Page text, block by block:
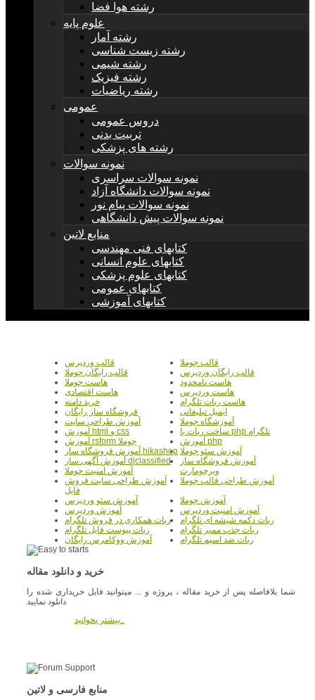
رشته هوا فضا
علوم پایه
رشته آمار
رشته زیست شناسی
رشته شیمی
رشته فیزیک
رشته ریاضیات
عمومی
دروس عمومی
تربیت بدنی
رشته های پزشکی
نمونه سوالات
نمونه سوالات سراسری
نمونه سوالات دانشگاه آزاد
نمونه سوالات پیام نور
نمونه سوالات پیش دانشگاهی
منابع لاتین
کتابهای فنی مهندسی
کتابهای علوم انسانی
کتابهای علوم پزشکی
کتابهای عمومی
کتابهای آموزشی
قالب جوملا
قالب وردپرس
قالب رایگان وردپرس
قالب رایگان جوملا
هاست نامحدود
هاست جوملا
هاست وردپرس
هاست اقتصادی
هاست ربات تلگرام
خرید دامنه
ایمیل تبلیغاتی
فروشگاه ساز رایگان
آموزشگاه جوملا
آموزش طراحی سایت
ساخت ربات با php تلگرام
آموزش html و css
آموزش php
آموزش rsform جوملا
آموزش سئو جوملا آموزش فروشگاه ساز hikashop
آموزش فروشگاه ساز
ویرچومارت
آموزش آگهی ساز djclassified
آموزش امنیت جوملا
آموزش طراحی قالب جوملا
آموزش طراحی سایت فروش
فایل
آموزش جوملا
آموزش سئو وردپرس
آموزش امنیت وردپرس
آموزش وردپرس
ربات دکمه شیشه ای تلگرام
ربات همکاری در فروش تلگرام
ربات جذب ممبر تلگرام
ربات پیوست فایل تلگرام
ربات ضد اسپم تلگرام
آموزش ووکامرس رایگان
خرید و دانلود مقاله
شما بلافاصله پس از خرید مقاله ، پروژه و ... میتوانید فایل خریداری شده را
دانلود نمایید
بیشتر بخوانید..
منابع فارسی و لاتین